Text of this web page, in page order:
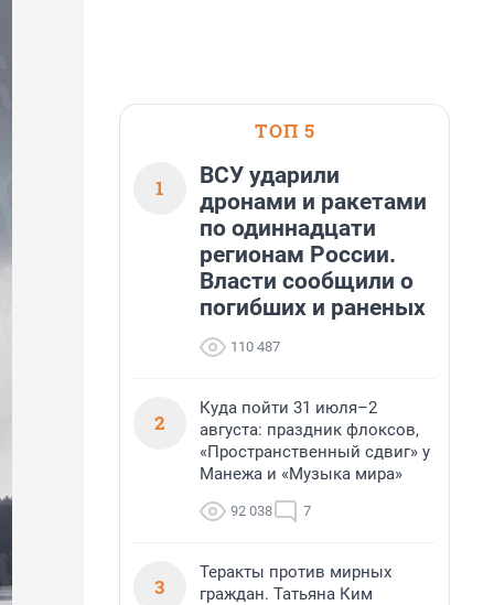
ТОП 5
1
ВСУ ударили
дронами и ракетами
по одиннадцати
регионам России.
Власти сообщили о
погибших и раненых
110 487
2
Куда пойти 31 июля–2
августа: праздник флоксов,
«Пространственный сдвиг» у
Манежа и «Музыка мира»
92 038 7
3
Теракты против мирных
граждан. Татьяна Ким